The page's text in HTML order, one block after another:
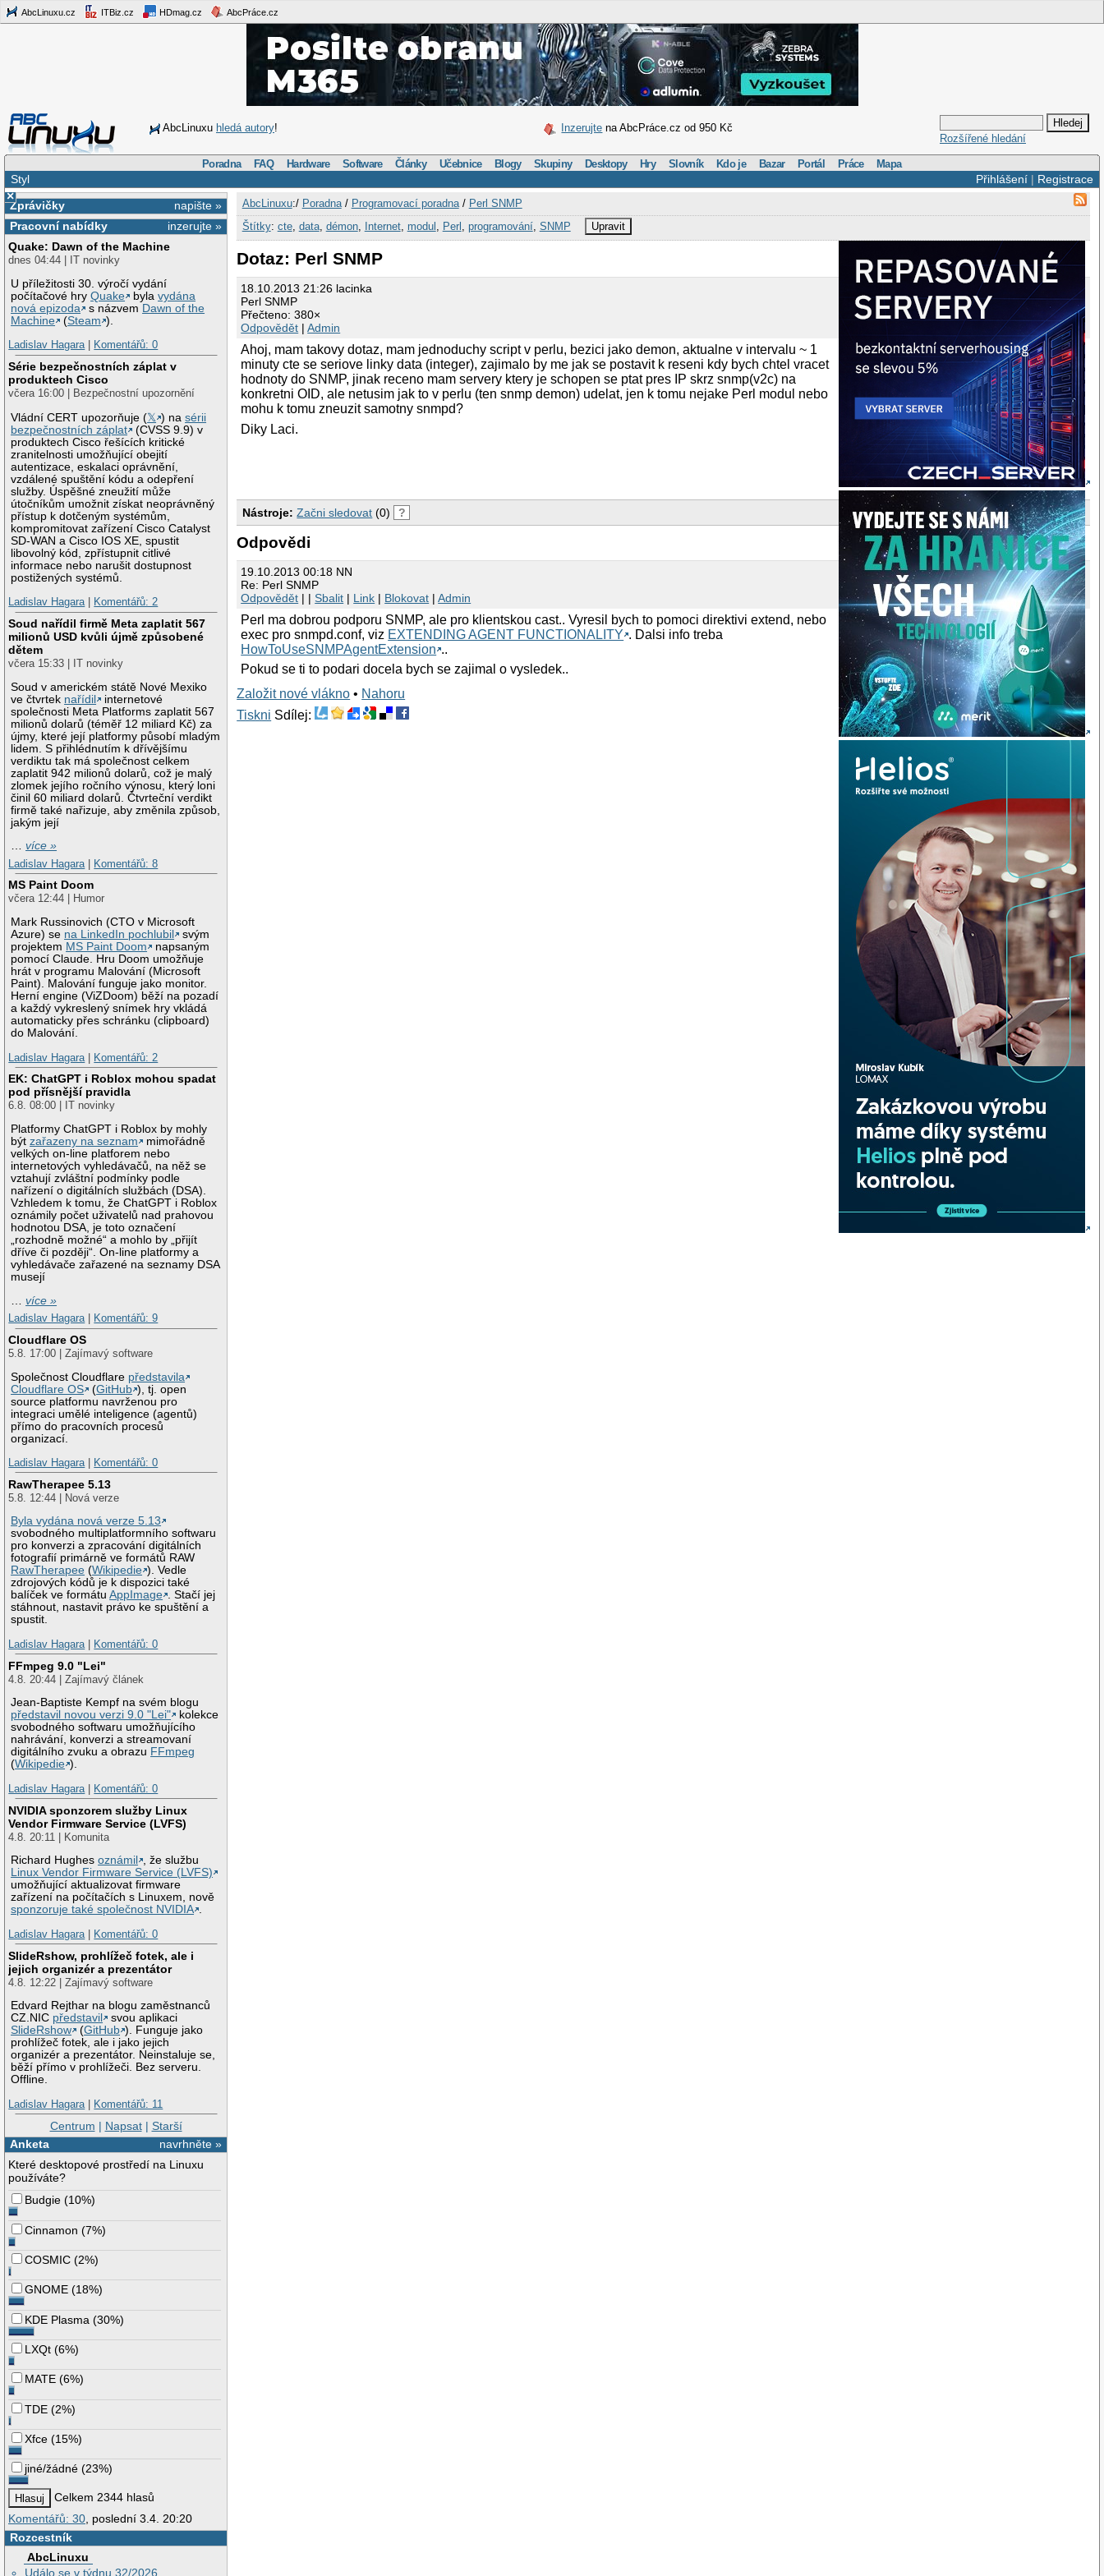
AbcLinuxu.cz ITBiz.cz HDmag.cz AbcPráce.cz
AbcLinuxu hledá autory! Inzerujte na AbcPráce.cz od 950 Kč
Rozšířené hledání
Poradna FAQ Hardware Software Články Učebnice Blogy Skupiny Desktopy Hry Slovník Kdo je Bazar Portál Práce Mapa
Přihlášení| Registrace
Styl
×
napište »
Zprávičky
inzerujte »
Pracovní nabídky
Quake: Dawn of the Machine
dnes 04:44 | IT novinky
U příležitosti 30. výročí vydání
počítačové hryQuake bylavydána
nová epizoda
s názvem Dawn of the
Machine
(Steam ).
Ladislav Hagara| Komentářů: 0
Série bezpečnostních záplat v
produktech Cisco
včera 16:00 | Bezpečnostní upozornění
Vládní CERT upozorňuje (𝕏 ) nasérii
bezpečnostních záplat
(CVSS 9.9) v
produktech Cisco řešících kritické
zranitelnosti umožňující obejití
autentizace, eskalaci oprávnění,
vzdálené spuštění kódu a odepření
služby. Úspěšné zneužití může
útočníkům umožnit získat neoprávněný
přístup k dotčeným systémům,
kompromitovat zařízení Cisco Catalyst
SD-WAN a Cisco IOS XE, spustit
libovolný kód, zpřístupnit citlivé
informace nebo narušit dostupnost
postižených systémů.
Ladislav Hagara| Komentářů: 2
Soud nařídil firmě Meta zaplatit 567
milionů USD kvůli újmě způsobené
dětem
včera 15:33 | IT novinky
Soud v americkém státě Nové Mexiko
ve čtvrtek nařídil
internetové
společnosti Meta Platforms zaplatit 567
milionů dolarů (téměř 12 miliard Kč) za
újmy, které její platformy působí mladým
lidem. S přihlédnutím k dřívějšímu
verdiktu tak má společnost celkem
zaplatit 942 milionů dolarů, což je malý
zlomek jejího ročního výnosu, který loni
činil 60 miliard dolarů. Čtvrteční verdikt
firmě také nařizuje, aby změnila způsob,
jakým její
…více »
Ladislav Hagara
Komentářů: 8
MS Paint Doom
včera 12:44 | Humor
Mark Russinovich (CTO v Microsoft
Azure) se na LinkedIn pochlubil
svým
projektem MS Paint Doom
napsaným
pomocí Claude. Hru Doom umožňuje
hrát v programu Malování (Microsoft
Paint). Malování funguje jako monitor.
Herní engine (ViZDoom) běží na pozadí
a každý vykreslený snímek hry vkládá
automaticky přes schránku (clipboard)
do Malování.
Ladislav Hagara
Komentářů: 2
EK: ChatGPT i Roblox mohou spadat
pod přísnější pravidla
6.8. 08:00 | IT novinky
Platformy ChatGPT i Roblox by mohly
býtzařazeny na seznam
mimořádně
velkých on-line platforem nebo
internetových vyhledávačů, na něž se
vztahují zvláštní podmínky podle
nařízení o digitálních službách (DSA).
Vzhledem k tomu, že ChatGPT i Roblox
oznámily počet uživatelů nad prahovou
hodnotou DSA, je toto označení
„rozhodně možné“ a mohlo by „přijít
dříve či později“. On-line platformy a
vyhledávače zařazené na seznamy DSA
musejí
…více »
Ladislav Hagara| Komentářů: 9
Cloudflare OS
5.8. 17:00 | Zajímavý software
Společnost Cloudflare představila
Cloudflare OS
(GitHub ), tj. open
source platformu navrženou pro
integraci umělé inteligence (agentů)
přímo do pracovních procesů
organizací.
Ladislav Hagara| Komentářů: 0
RawTherapee 5.13
5.8. 12:44 | Nová verze
Byla vydána nová verze 5.13
svobodného multiplatformního softwaru
pro konverzi a zpracování digitálních
fotografií primárně ve formátů RAW
RawTherapee (Wikipedie ). Vedle
zdrojových kódů je k dispozici také
balíček ve formátuAppImage . Stačí jej
stáhnout, nastavit právo ke spuštění a
spustit.
Ladislav Hagara| Komentářů: 0
FFmpeg 9.0 "Lei"
4.8. 20:44 | Zajímavý článek
Jean-Baptiste Kempf na svém blogu
představil novou verzi 9.0 "Lei"
kolekce
svobodného softwaru umožňujícího
nahrávání, konverzi a streamovaní
digitálního zvuku a obrazu FFmpeg
(Wikipedie ).
Ladislav Hagara| Komentářů: 0
NVIDIA sponzorem služby Linux
Vendor Firmware Service (LVFS)
4.8. 20:11 | Komunita
Richard Hughesoznámil
, že službu
Linux Vendor Firmware Service (LVFS)
umožňující aktualizovat firmware
zařízení na počítačích s Linuxem, nově
sponzoruje také společnost NVIDIA .
Ladislav Hagara| Komentářů: 0
SlideRshow, prohlížeč fotek, ale i
jejich organizér a prezentátor
4.8. 12:22 | Zajímavý software
Edvard Rejthar na blogu zaměstnanců
CZ.NIC představil
svou aplikaci
SlideRshow
(GitHub ). Funguje jako
prohlížeč fotek, ale i jako jejich
organizér a prezentátor. Neinstaluje se,
běží přímo v prohlížeči. Bez serveru.
Offline.
Ladislav Hagara| Komentářů: 11
Centrum | Napsat| Starší
navrhněte »
Anketa
Které desktopové prostředí na Linuxu
používáte?
Budgie (10%)
Cinnamon (7%)
COSMIC (2%)
GNOME (18%)
KDE Plasma (30%)
LXQt (6%)
MATE (6%)
TDE (2%)
Xfce (15%)
jiné/žádné (23%)
Celkem 2344 hlasů
Komentářů: 30 , poslední 3.4. 20:20
Rozcestník
AbcLinuxu
Událo se v týdnu 32/2026
AbcLinuxu:/ Poradna/ Programovací poradna/ Perl SNMP
Štítky: cte, data, démon, Internet, modul Perl programování, SNMP Upravit
Dotaz: Perl SNMP
18.10.2013 21:26 lacinka
Perl SNMP
Přečteno: 380×
Odpovědět |Admin
Ahoj, mam takovy dotaz, mam jednoduchy script v perlu, bezici jako demon, aktualne v intervalu ~ 1
minuty cte se seriove linky data (integer), zajimalo by me jak se postavit k reseni kdy bych chtel vracet
hodnoty do SNMP, jinak receno mam servery ktery je schopen se ptat pres IP skrz snmp(v2c) na
konkretni OID, ale netusim jak to v perlu (ten snmp demon) udelat, jen k tomu nejake Perl modul nebo
mohu k tomu zneuzit samotny snmpd?
Diky Laci.
Nástroje: Začni sledovat (0) ?
Odpovědi
19.10.2013 00:18 NN
Re: Perl SNMP
Odpovědět | |Sbalit | Link | Blokovat |Admin
Perl ma dobrou podporu SNMP, ale pro klientskou cast.. Vyresil bych to pomoci direktivi extend, nebo
exec pro snmpd.conf, viz EXTENDING AGENT FUNCTIONALITY . Dalsi info treba
HowToUseSNMPAgentExtension ..
Pokud se ti to podari docela bych se zajimal o vysledek..
Založit nové vlákno • Nahoru
Tiskni Sdílej: